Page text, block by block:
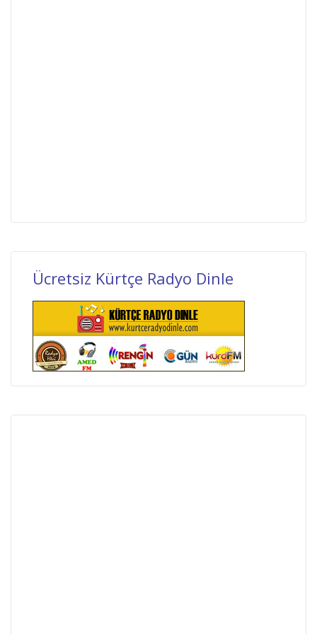
Ücretsiz Kürtçe Radyo Dinle